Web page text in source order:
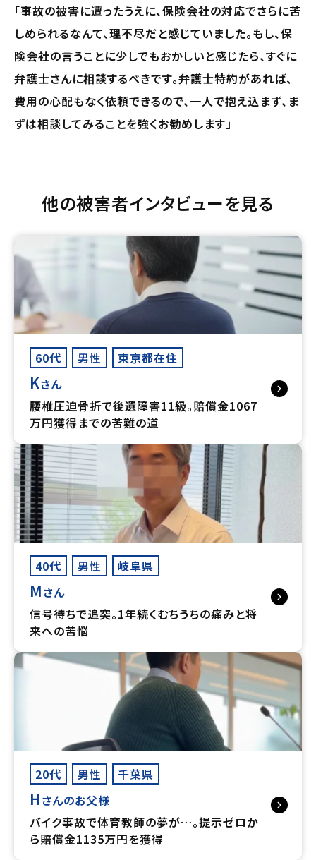
「事故の被害に遭ったうえに、保険会社の対応でさらに苦
しめられるなんて、理不尽だと感じていました。もし、保
険会社の言うことに少しでもおかしいと感じたら、すぐに
弁護士さんに相談するべきです。弁護士特約があれば、
費用の心配もなく依頼できるので、一人で抱え込まず、ま
ずは相談してみることを強くお勧めします」
他の被害者インタビューを見る
60代 男性 東京都在住
Kさん
腰椎圧迫骨折で後遺障害11級。賠償金1067
万円獲得までの苦難の道
40代 男性 岐阜県
Mさん
信号待ちで追突。1年続くむちうちの痛みと将
来への苦悩
20代 男性 千葉県
Hさんのお父様
バイク事故で体育教師の夢が…。提示ゼロか
ら賠償金1135万円を獲得